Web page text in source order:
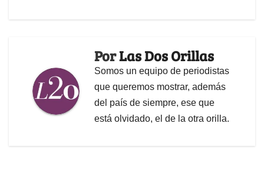
PorLas Dos Orillas
Somos un equipo de periodistas
que queremos mostrar, además
del país de siempre, ese que
está olvidado, el de la otra orilla.